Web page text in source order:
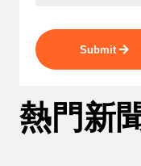
Submit
熱門新